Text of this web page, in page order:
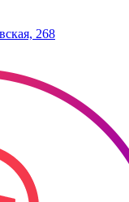
268